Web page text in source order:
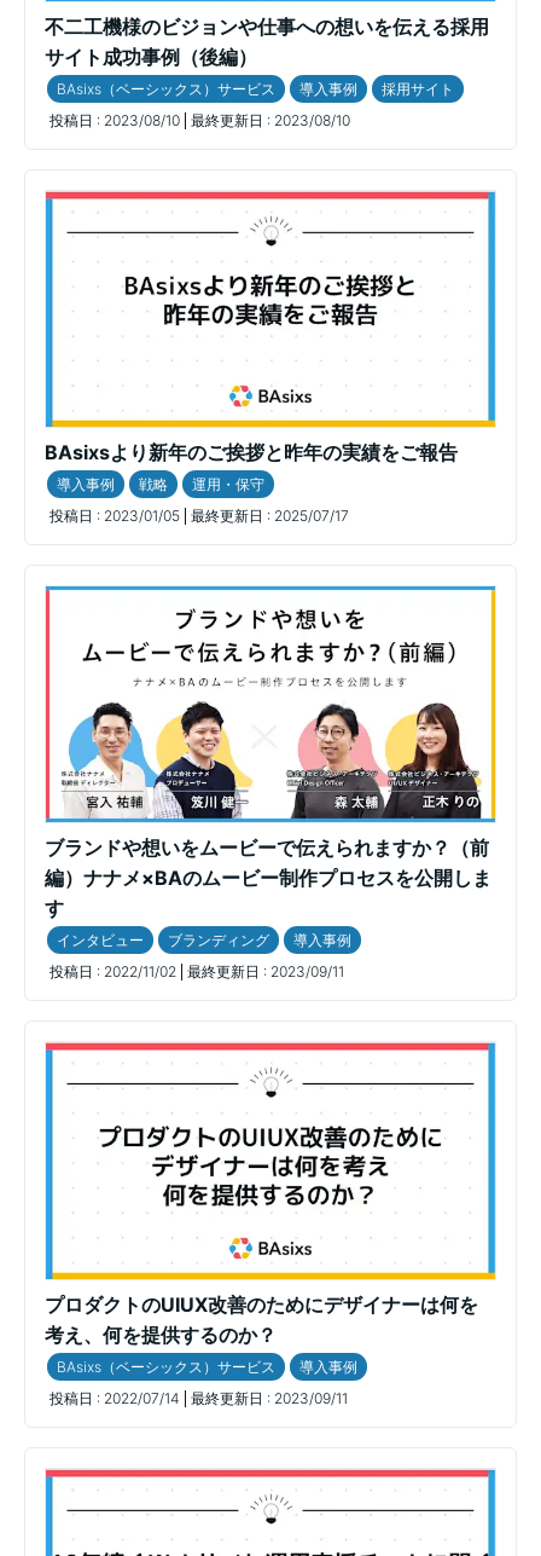
不二工機様のビジョンや仕事への想いを伝える採用
サイト成功事例（後編）
BAsixs（ベーシックス）サービス 導入事例
採用サイト
投稿日 : 2023/08/10 最終更新日 : 2023/08/10
BAsixsより新年のご挨拶と昨年の実績をご報告
導入事例 戦略
運用・保守
投稿日 : 2023/01/05 最終更新日 : 2025/07/17
ブランドや想いをムービーで伝えられますか？（前
編）ナナメ×BAのムービー制作プロセスを公開しま
す
インタビュー ブランディング
導入事例
投稿日 : 2022/11/02 最終更新日 : 2023/09/11
プロダクトのUIUX改善のためにデザイナーは何を
考え、何を提供するのか？
BAsixs（ベーシックス）サービス
導入事例
投稿日 : 2022/07/14 最終更新日 : 2023/09/11